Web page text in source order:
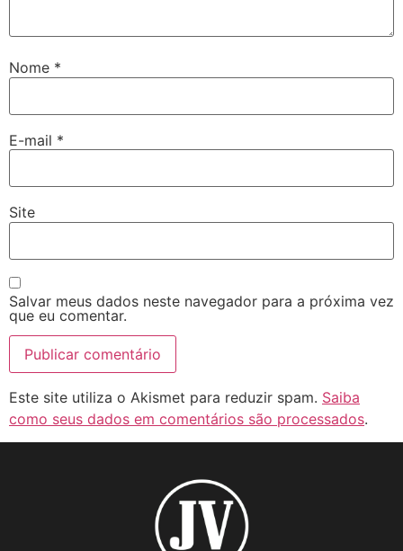
Nome *
E-mail *
Site
Salvar meus dados neste navegador para a próxima vez
que eu comentar.
Este site utiliza o Akismet para reduzir spam. Saiba
como seus dados em comentários são processados.